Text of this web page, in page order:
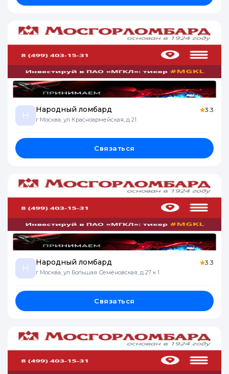
Н
Народный ломбард
г Москва, ул Красноармейская, д 21
3.3
Связаться
Н
Народный ломбард
г Москва, ул Большая Семёновская, д 27 к 1
3.3
Связаться